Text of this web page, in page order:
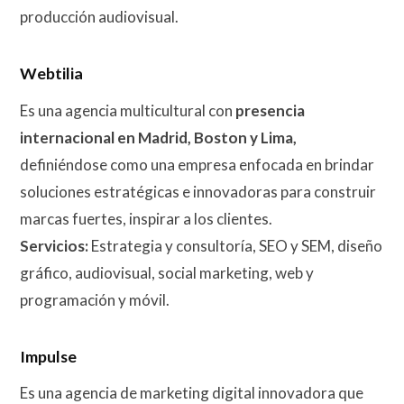
producción audiovisual.
Webtilia
Es una agencia multicultural con presencia
internacional en Madrid, Boston y Lima,
definiéndose como una empresa enfocada en brindar
soluciones estratégicas e innovadoras para construir
marcas fuertes, inspirar a los clientes.
Servicios:Estrategia y consultoría, SEO y SEM, diseño
gráfico, audiovisual, social marketing, web y
programación y móvil.
Impulse
Es una agencia de marketing digital innovadora que